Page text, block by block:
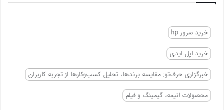
خرید سرور hp
خرید اپل ایدی
خبرگزاری حرف‌تو: مقایسه برندها، تحلیل کسب‌وکارها از تجربه کاربران
محصولات انیمه، گیمینگ و فیلم